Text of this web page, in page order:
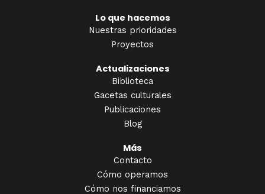
Lo que hacemos
Nuestras prioridades
Proyectos
Actualizaciones
Biblioteca
Gacetas culturales
Publicaciones
Blog
Más
Contacto
Cómo operamos
Cómo nos financiamos